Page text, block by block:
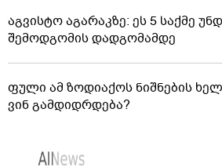
აგვისტო აგარაკზე: ეს 5 საქმე
შემოდგომის დადგომამდე
ფული ამ ზოდიაქოს ნიშნების
ვინ გამდიდრდება?